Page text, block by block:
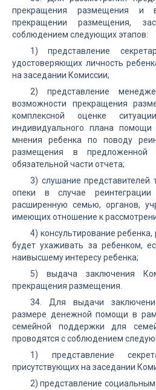
прекращения размещения и
прекращении размещения,
соблюдением следующих этапов:
1) представление
удостоверяющих личность
на заседании Комиссии;
2) представление
возможности прекращения
комплексной оценке
индивидуального плана помощи
мнения ребенка по поводу
размещения в
обязательной части отчета;
3) слушание представителей
опеки в случае
расширенную семью, органов,
имеющих отношение к
4) консультирование
будет ухаживать за ребенком,
наивысшему интересу ребенка;
5) выдача заключения
прекращения размещения.
34. Для выдачи
размере денежной помощи в
семейной поддержки для
проводятся с соблюдением
1) представление
присутствующих на заседании
2) представление